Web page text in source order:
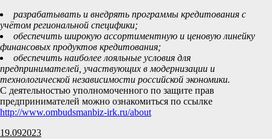
разрабатывать и внедрять программы кредитования с
учётом региональной специфики;
обеспечить широкую ассортиментную и ценовую линейку
финансовых продуктов кредитования;
обеспечить наиболее лояльные условия для
предпринимателей, участвующих в модернизации и
технологической независимости российской экономики.
С деятельностью уполномоченного по защите прав
предпринимателей можно ознакомиться по ссылке
http://www.ombudsmanbiz-irk.ru/about
19.092023